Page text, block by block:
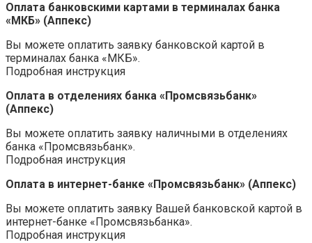
Оплата банковскими картами в терминалах банка
«МКБ» (Аппекс)
Вы можете оплатить заявку банковской картой в
терминалах банка «МКБ».
Подробная инструкция
Оплата в отделениях банка «Промсвязьбанк»
(Аппекс)
Вы можете оплатить заявку наличными в отделениях
банка «Промсвязьбанк».
Подробная инструкция
Оплата в интернет-банке «Промсвязьбанк» (Аппекс)
Вы можете оплатить заявку Вашей банковской картой в
интернет-банке «Промсвязьбанка».
Подробная инструкция